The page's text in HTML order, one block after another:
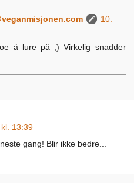
10.
å lure på ;) Virkelig snadder
13:39
gang! Blir ikke bedre...